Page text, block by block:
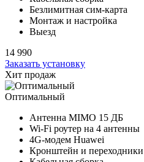
Безлимитная сим-карта
Монтаж и настройка
Выезд
14 990
Заказать установку
Хит продаж
Оптимальный
Антенна MIMO 15 ДБ
Wi-Fi роутер на 4 антенны
4G-модем Huawei
Кронштейн и переходники